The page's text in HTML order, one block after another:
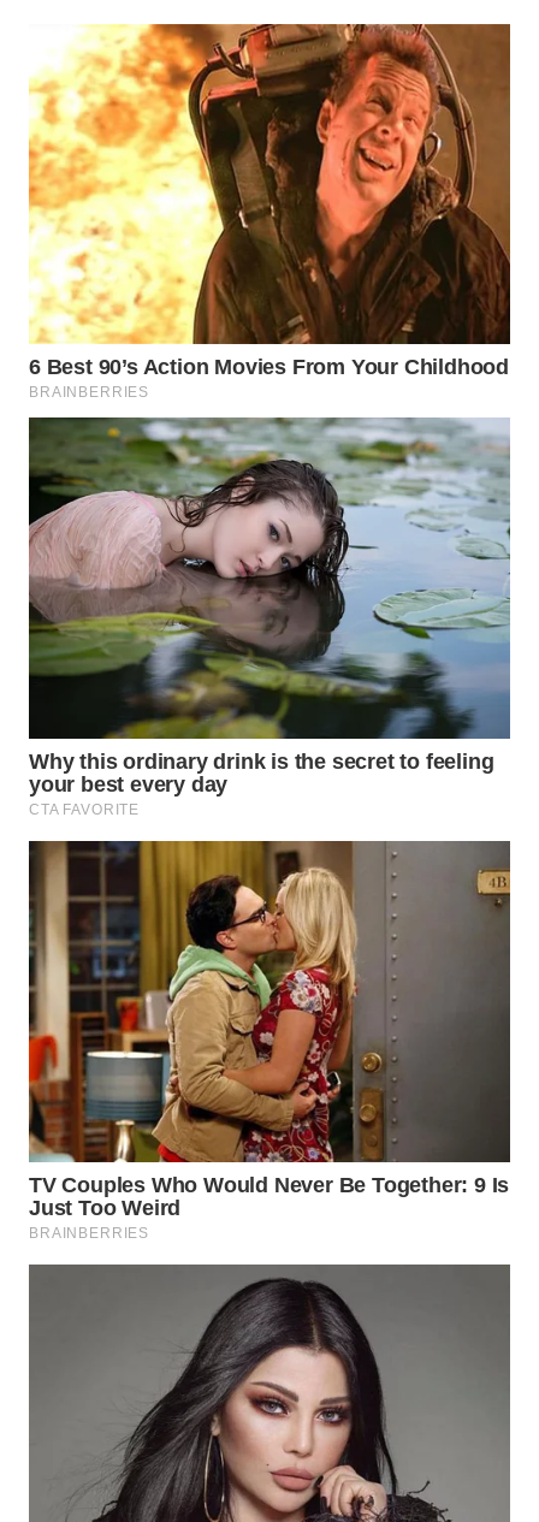
WN
DEPOK
WN
TAPANULI
UTARA
WN
SAMOSIR
WN
PADANG
LAWAS
WN
SUMEDANG
WN
CIANJUR
WN
KEPULAUAN
SERIBU
TANGERANG
WN
BINJAI
WN
CIREBON
WN
INDRAMAYU
WN
KUNINGAN
WN
MAJALENGKA
PURWAKARTA